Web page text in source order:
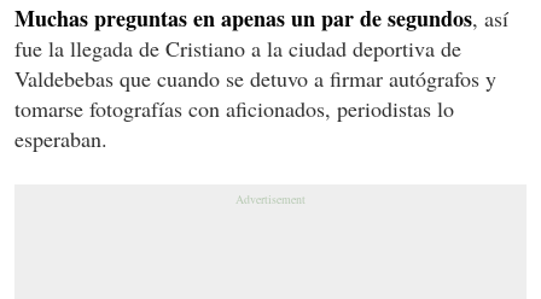
Muchas preguntas en apenas un par de segundos, así
fue la llegada de Cristiano a la ciudad deportiva de
Valdebebas que cuando se detuvo a firmar autógrafos y
tomarse fotografías con aficionados, periodistas lo
esperaban.